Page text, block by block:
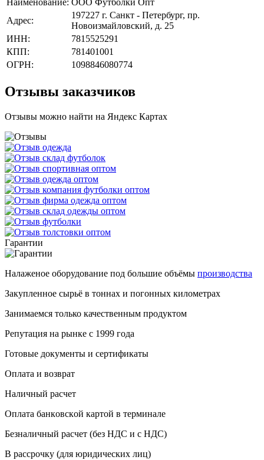
Наименование: ООО Футболки Опт
Адрес:
197227 г. Санкт - Петербург, пр.
Новоизмайловский, д. 25
ИНН:
7815525291
КПП:
781401001
ОГРН:
1098846080774
Отзывы заказчиков
Отзывы можно найти на Яндекс Картах
Гарантии
Налаженое оборудование под большие объёмы производства
Закупленное сырьё в тоннах и погонных километрах
Занимаемся только качественным продуктом
Репутация на рынке с 1999 года
Готовые документы и сертификаты
Оплата и возврат
Haличный pacчeт
Oплaтa бaнкoвcкoй кapтoй в терминале
Бeзнaличный pacчeт (бeз HДC и с НДС)
B paccpoчку (для юридических лиц)